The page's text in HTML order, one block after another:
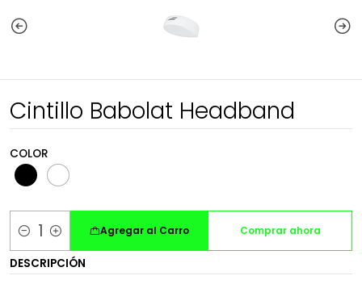
Cintillo Babolat Headband
COLOR
Cantidad
Agregar al Carro Comprar ahora
DESCRIPCIÓN